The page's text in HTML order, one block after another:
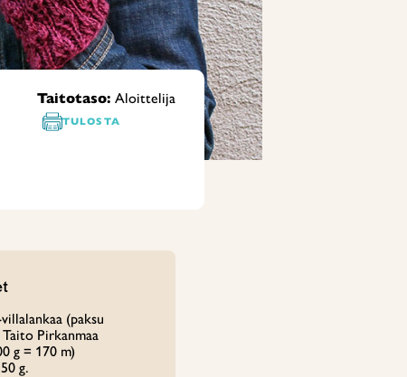
Taitotaso: Aloittelija
TULOSTA
(paksu
Pirkanmaa
g = 170 m)
g.